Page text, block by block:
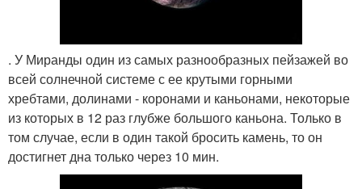
. У Миранды один из самых разнообразных пейзажей во
всей солнечной системе с ее крутыми горными
хребтами, долинами - коронами и каньонами, некоторые
из которых в 12 раз глубже большого каньона. Только в
том случае, если в один такой бросить камень, то он
достигнет дна только через 10 мин.